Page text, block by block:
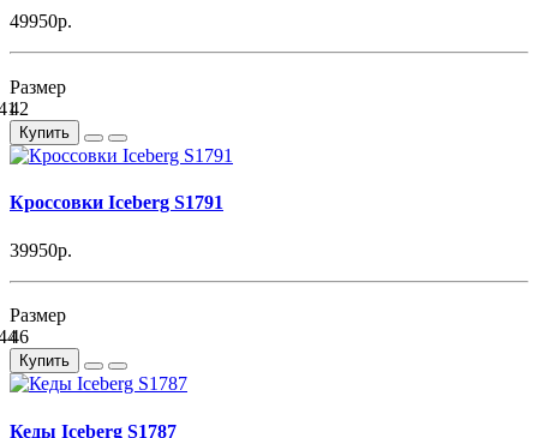
49950р.
Размер
42
Купить
Кроссовки Iceberg S1791
39950р.
Размер
46
Купить
Кеды Iceberg S1787